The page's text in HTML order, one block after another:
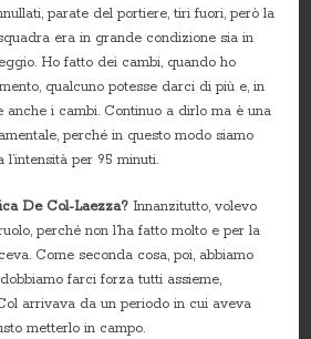
parate del portiere, tiri fuori, però la
era in grande condizione sia in
Ho fatto dei cambi, quando ho
qualcuno potesse darci di più e, in
anche i cambi. Continuo a dirlo ma è una
perché in questo modo siamo
per 95 minuti.
De Col-Laezza? Innanzitutto, volevo
perché non l’ha fatto molto e per la
Come seconda cosa, poi, abbiamo
farci forza tutti assieme,
arrivava da un periodo in cui aveva
metterlo in campo.